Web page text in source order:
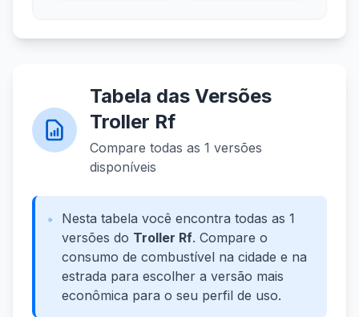
Tabela das Versões
Troller Rf
Compare todas as 1 versões
disponíveis
Nesta tabela você encontra todas as 1
versões do Troller Rf. Compare o
consumo de combustível na cidade e na
estrada para escolher a versão mais
econômica para o seu perfil de uso.